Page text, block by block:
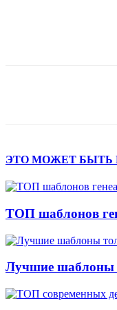
ЭТО МОЖЕТ БЫТЬ
ТОП шаблонов
Лучшие шаблоны